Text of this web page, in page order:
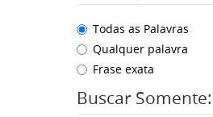
Todas as Palavras
Qualquer palavra
Frase exata
Buscar Somente: